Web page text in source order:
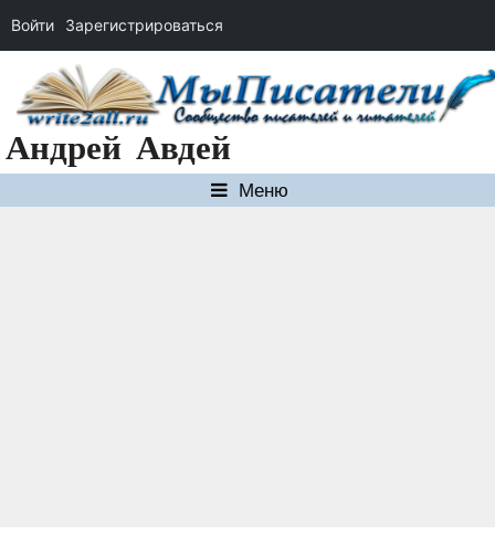
Перейти
содержимому
Андрей Авдей
Меню
Войти Зарегистрироваться